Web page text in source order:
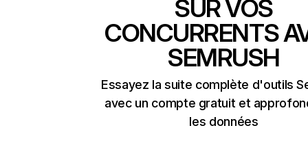
SUR VOS
CONCURRENTS
SEMRUSH
Essayez la suite complète d'outils
avec un compte gratuit et
les données